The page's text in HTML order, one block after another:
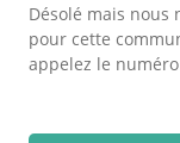
Désolé mais nous
pour cette
appelez le